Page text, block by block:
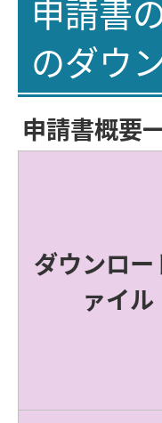
申請書
のダウ
申請書概要
ダウンロー
ァイル